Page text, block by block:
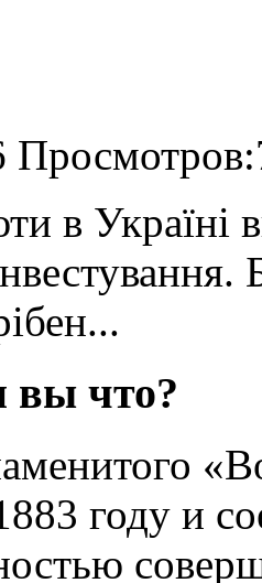
в Україні
вы что?
году и